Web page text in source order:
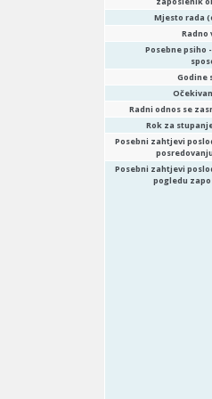
Mjesto rada
Radno
Posebne psiho
Godine
Radni odnos se
Rok za
Posebni zahtjevi
Posebni zahtjevi
pogledu